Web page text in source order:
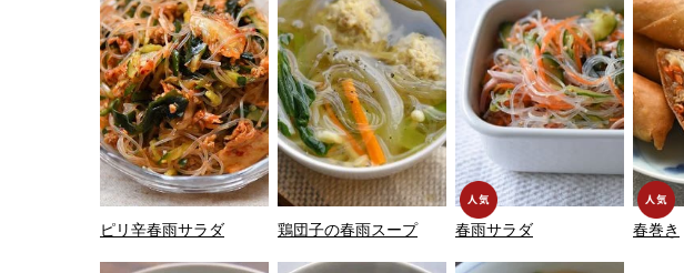
ピリ辛春雨サラダ 鶏団子の春雨スープ 春雨サラダ 春巻き